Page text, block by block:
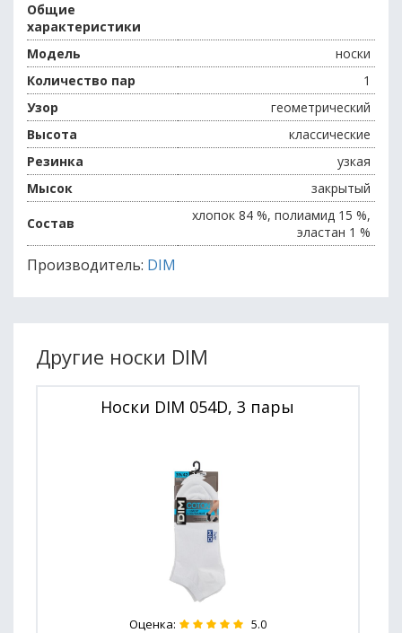
Общие
характеристики
Модель
носки
Количество пар
1
Узор
геометрический
Высота
классические
Резинка
узкая
Мысок
закрытый
Состав
хлопок 84 %, полиамид 15 %,
эластан 1 %
Производитель: DIM
Другие носки DIM
Носки DIM 054D, 3 пары
Оценка: 5.0